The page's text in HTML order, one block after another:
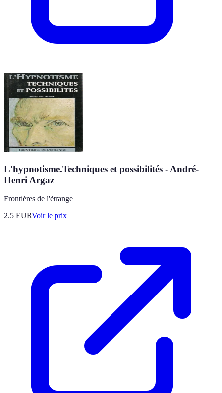
L'hypnotisme.Techniques et possibilités - André-
Henri Argaz
Frontières de l'étrange
2.5 EURVoir le prix